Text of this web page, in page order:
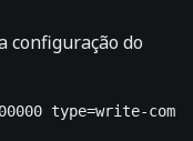
configuração do
type=write-